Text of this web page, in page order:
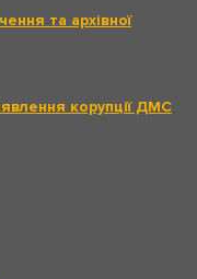
та архівної
корупції ДМС